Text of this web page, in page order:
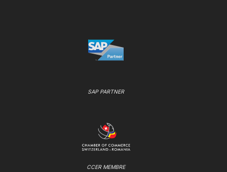
SAP PARTNER
CCER MEMBRE